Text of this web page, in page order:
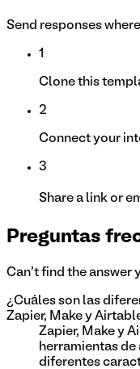
Send responses
1
Clone this
2
Connect your
3
Share a link or
Preguntas
Can't find the answer
¿Cuáles son las
Zapier, Make y
Zapier, Make y
herramientas
diferentes